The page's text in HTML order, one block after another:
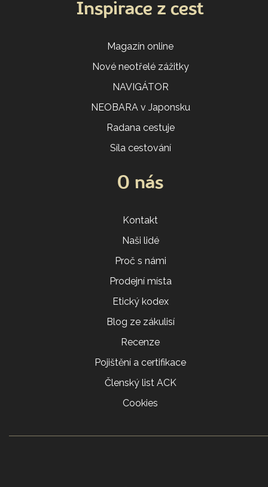
Inspirace z cest
Magazín online
Nové neotřelé zážitky
NAVIGÁTOR
NEOBARA v Japonsku
Radana cestuje
Síla cestování
O nás
Kontakt
Naši lidé
Proč s námi
Prodejní místa
Etický kodex
Blog ze zákulisí
Recenze
Pojištění a certifikace
Členský list ACK
Cookies